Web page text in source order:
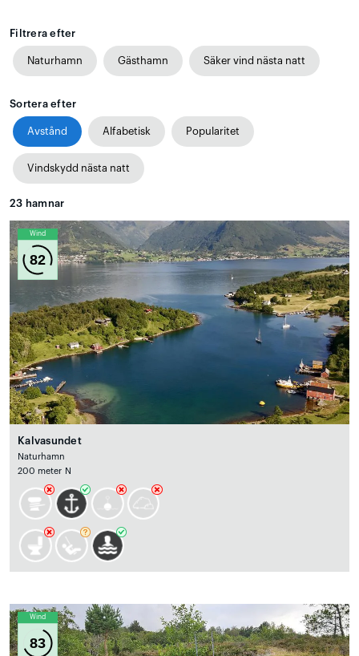
Filtrera efter
Naturhamn Gästhamn Säker vind nästa natt
Sortera efter
Avstånd Alfabetisk Popularitet
Vindskydd nästa natt
23 hamnar
Wind
82
Kalvasundet
Naturhamn
200 meter N
Wind
83